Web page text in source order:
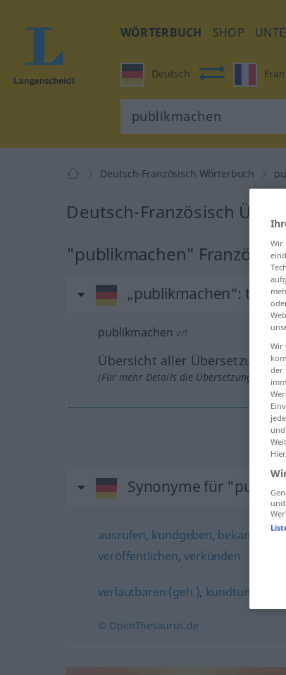
WÖRTERBUCH SHOP
Deutsch
Deutsch-Französisch Wörterbuch
Deutsch-Französisch
"publikmachen"
„publikmachen“:
publikmachen v/t
Übersicht aller Übersetzungen
(Für mehr Details die Übersetzung
Synonyme für
ausrufen, kundgeben,
veröffentlichen,verkünden
verlautbaren (geh.), kundtun (geh.)
© OpenThesaurus.de
Wir
Wir
der